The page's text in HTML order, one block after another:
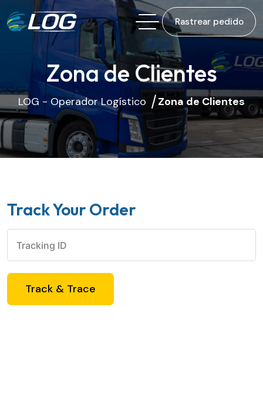
Rastrear pedido
Zona de Clientes
LOG - Operador Logístico Zona de Clientes
Track Your Order
Track & Trace